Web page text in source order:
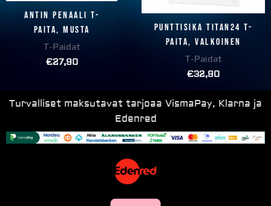
Antin penaali T-
paita, musta
T-Paidat
€27,90
Punttisika Titan24 T-
paita, valkoinen
T-Paidat
€32,90
Turvalliset maksutavat tarjoaa VismaPay, Klarna ja
Edenred